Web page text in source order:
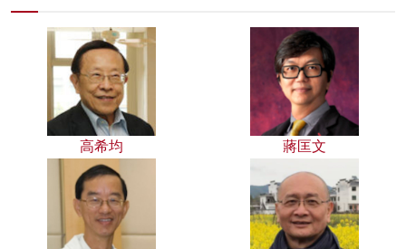
高希均 蔣匡文